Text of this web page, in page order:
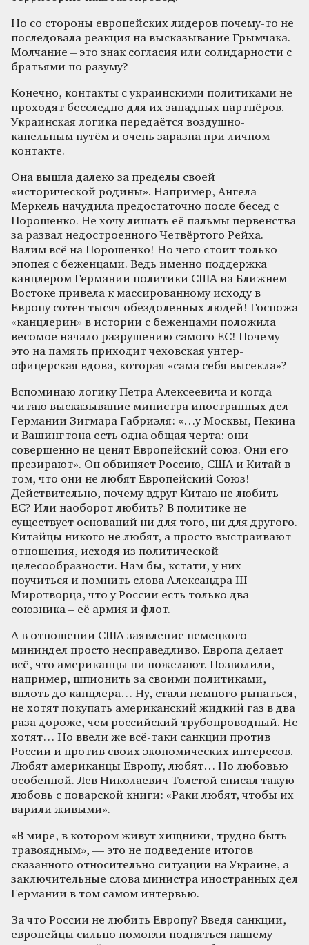
Но со стороны европейских лидеров почему-то не
последовала реакция на высказывание Грымчака.
Молчание – это знак согласия или солидарности с
братьями по разуму?
Конечно, контакты с украинскими политиками не
проходят бесследно для их западных партнёров.
Украинская логика передаётся воздушно-
капельным путём и очень заразна при личном
контакте.
Она вышла далеко за пределы своей
«исторической родины». Например, Ангела
Меркель начудила предостаточно после бесед с
Порошенко. Не хочу лишать её пальмы первенства
за развал недостроенного Четвёртого Рейха.
Валим всё на Порошенко! Но чего стоит только
эпопея с беженцами. Ведь именно поддержка
канцлером Германии политики США на Ближнем
Востоке привела к массированному исходу в
Европу сотен тысяч обездоленных людей! Госпожа
«канцлерин» в истории с беженцами положила
весомое начало разрушению самого ЕС! Почему
это на память приходит чеховская унтер-
офицерская вдова, которая «сама себя высекла»?
Вспоминаю логику Петра Алексеевича и когда
читаю высказывание министра иностранных дел
Германии Зигмара Габриэля: «…у Москвы, Пекина
и Вашингтона есть одна общая черта: они
совершенно не ценят Европейский союз. Они его
презирают». Он обвиняет Россию, США и Китай в
том, что они не любят Европейский Союз!
Действительно, почему вдруг Китаю не любить
ЕС? Или наоборот любить? В политике не
существует оснований ни для того, ни для другого.
Китайцы никого не любят, а просто выстраивают
отношения, исходя из политической
целесообразности. Нам бы, кстати, у них
поучиться и помнить слова Александра III
Миротворца, что у России есть только два
союзника – её армия и флот.
А в отношении США заявление немецкого
мининдел просто несправедливо. Европа делает
всё, что американцы ни пожелают. Позволили,
например, шпионить за своими политиками,
вплоть до канцлера… Ну, стали немного рыпаться,
не хотят покупать американский жидкий газ в два
раза дороже, чем российский трубопроводный. Не
хотят… Но ввели же всё-таки санкции против
России и против своих экономических интересов.
Любят американцы Европу, любят… Но любовью
особенной. Лев Николаевич Толстой списал такую
любовь с поварской книги: «Раки любят, чтобы их
варили живыми».
«В мире, в котором живут хищники, трудно быть
травоядным», — это не подведение итогов
сказанного относительно ситуации на Украине, а
заключительные слова министра иностранных дел
Германии в том самом интервью.
За что России не любить Европу? Введя санкции,
европейцы сильно помогли подняться нашему